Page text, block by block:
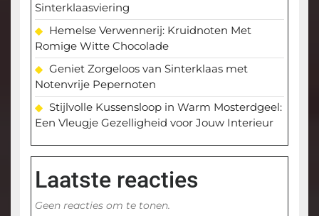
Sinterklaasviering
Hemelse Verwennerij: Kruidnoten Met
Romige Witte Chocolade
Geniet Zorgeloos van Sinterklaas met
Notenvrije Pepernoten
Stijlvolle Kussensloop in Warm Mosterdgeel:
Een Vleugje Gezelligheid voor Jouw Interieur
Laatste reacties
Geen reacties om te tonen.